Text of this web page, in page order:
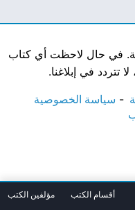
في حال لاحظت أي كتاب
تتردد في إبلاغنا.
سياسة الخصوصية
أقسام الكتب مؤلفين الكتب